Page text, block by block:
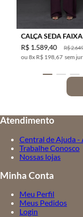
CALÇA SEDA FAIXA
R$2.
R$ 1.589,40
8x R$ 198,67 sem
Atendimento
Central de Ajuda -
Trabalhe Conosco
Nossas lojas
Minha Conta
Meu Perfil
Meus Pedidos
Login